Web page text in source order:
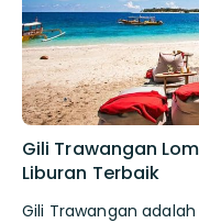
Gili Trawangan
Liburan Terbaik
Gili Trawangan